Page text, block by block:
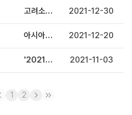
고려소프트웨어 '3D 모델기반 교량점검관리 시스템' 개발 2021-12-30
아시아경제TV 클로즈업 기업현장 '고려소프트웨어' 방송 2021-12-20
'2021 4IR어워즈' 스마트건설 부분 고려소프트웨어 수상 2021-11-03
1 2